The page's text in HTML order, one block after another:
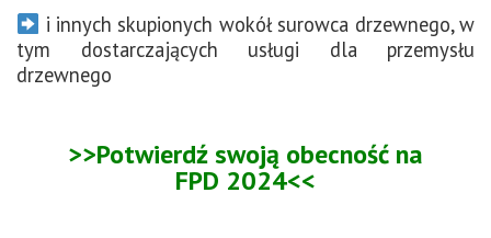
i innych skupionych wokół surowca drzewnego, w
tym dostarczających usługi dla przemysłu
drzewnego
>>Potwierdź swoją obecność na
FPD 2024<<